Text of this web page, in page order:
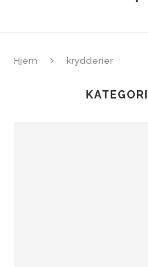
Hjem krydderier
KATEGORI